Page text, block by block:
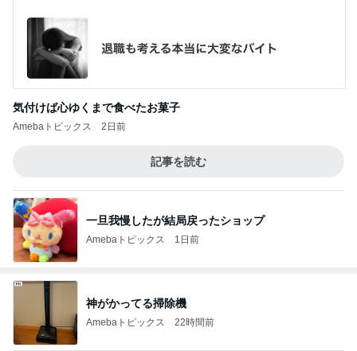
気付けば心ゆくまで食べたお菓子
Amebaトピックス 2日前
記事を読む
一旦我慢したが結局戻ったショップ
Amebaトピックス 1日前
神がかってる掃除機
Amebaトピックス 22時間前